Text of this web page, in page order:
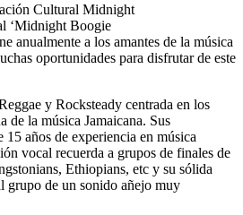
Cultural Midnight
‘Midnight Boogie
anualmente a los amantes de la música
oportunidades para disfrutar de este
y Rocksteady centrada en los
de la música Jamaicana. Sus
15 años de experiencia en música
vocal recuerda a grupos de finales de
Ethiopians, etc y su sólida
grupo de un sonido añejo muy